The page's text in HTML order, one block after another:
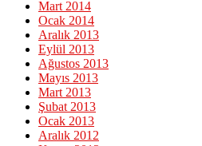
Mart 2014
Ocak 2014
Aralık 2013
Eylül 2013
Ağustos 2013
Mayıs 2013
Mart 2013
Şubat 2013
Ocak 2013
Aralık 2012